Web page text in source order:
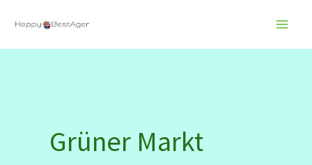
Inhalt
springen
Grüner Markt